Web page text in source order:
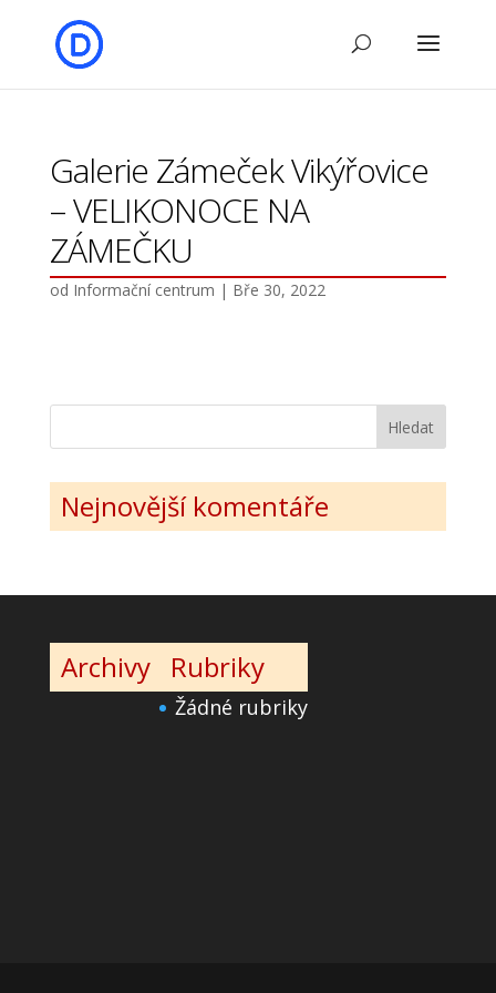
Galerie Zámeček Vikýřovice
– VELIKONOCE NA
ZÁMEČKU
od Informační centrum | Bře 30, 2022
Nejnovější komentáře
Archivy Rubriky
Žádné rubriky